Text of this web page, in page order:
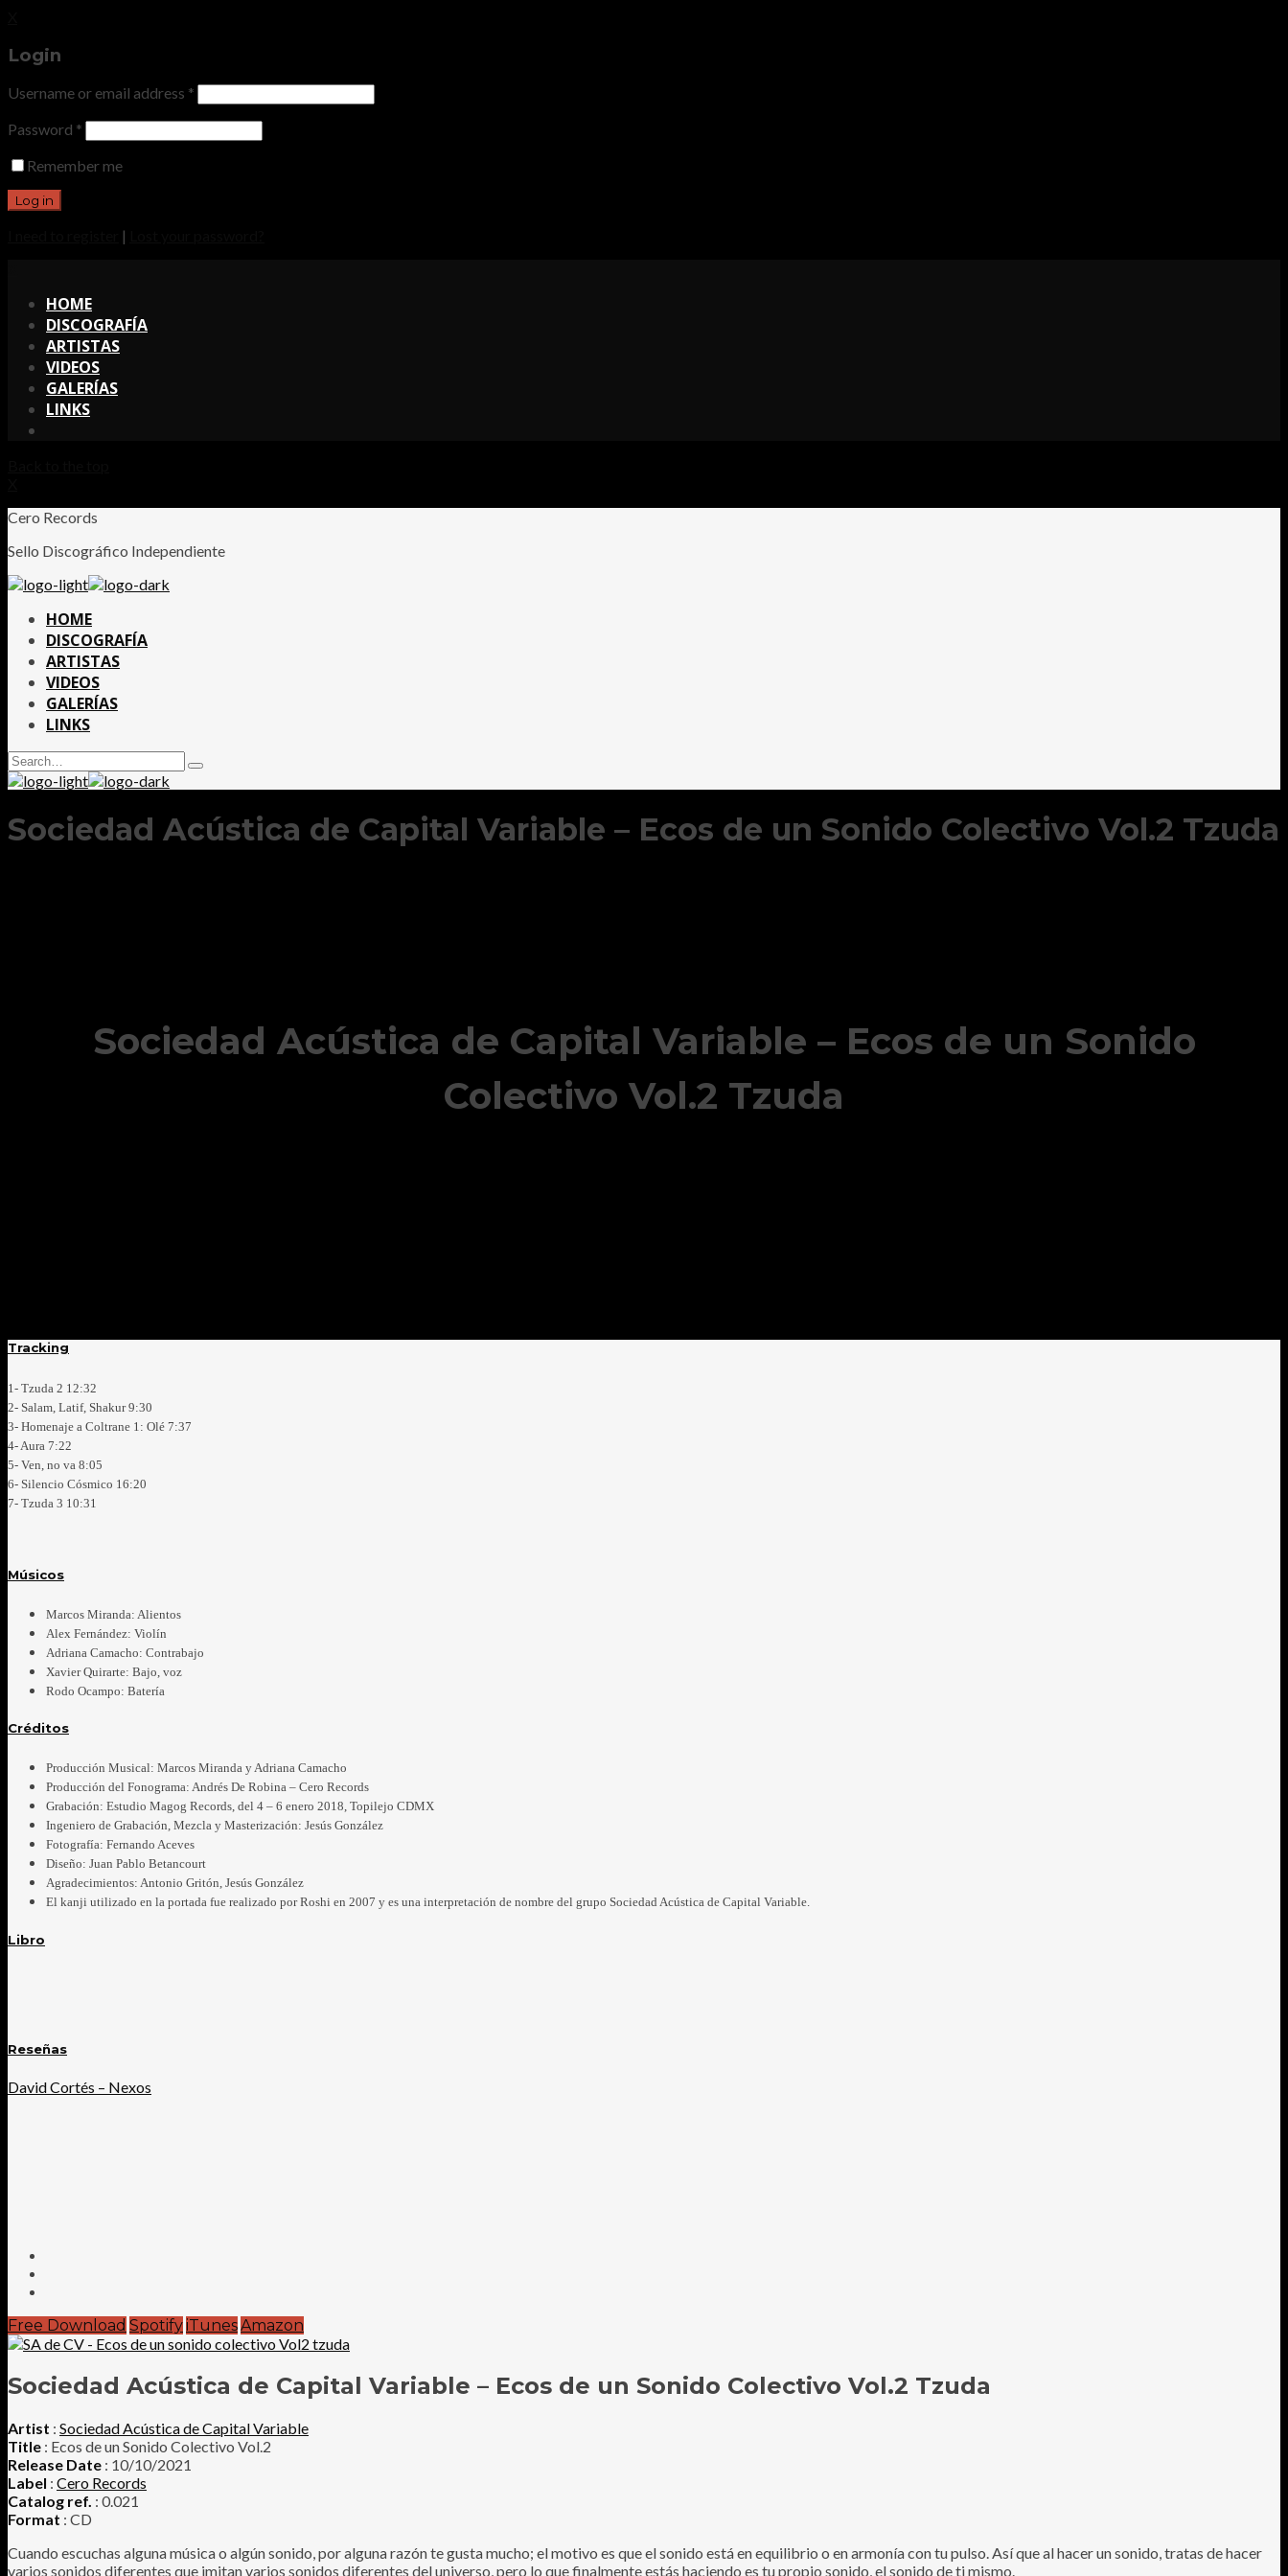
Login
Username or email address *
Password *
Remember me
|
HOME
DISCOGRAFÍA
ARTISTAS
VIDEOS
GALERÍAS
LINKS
Cero Records
Sello Discográfico Independiente
HOME
DISCOGRAFÍA
ARTISTAS
VIDEOS
GALERÍAS
LINKS
Search
for:
Type
and
enter
Sociedad Acústica de Capital Variable – Ecos de un Sonido Colectivo Vol.2 Tzuda
Sociedad Acústica de Capital Variable – Ecos de un Sonido
Colectivo Vol.2 Tzuda
Tracking
1- Tzuda 2 12:32
2- Salam, Latif, Shakur 9:30
3- Homenaje a Coltrane 1: Olé 7:37
4- Aura 7:22
5- Ven, no va 8:05
6- Silencio Cósmico 16:20
7- Tzuda 3 10:31
Músicos
Marcos Miranda: Alientos
Alex Fernández: Violín
Adriana Camacho: Contrabajo
Xavier Quirarte: Bajo, voz
Rodo Ocampo: Batería
Créditos
Producción Musical: Marcos Miranda y Adriana Camacho
Producción del Fonograma: Andrés De Robina – Cero Records
Grabación: Estudio Magog Records, del 4 – 6 enero 2018, Topilejo CDMX
Ingeniero de Grabación, Mezcla y Masterización: Jesús González
Fotografía: Fernando Aceves
Diseño: Juan Pablo Betancourt
Agradecimientos: Antonio Gritón, Jesús González
El kanji utilizado en la portada fue realizado por Roshi en 2007 y es una interpretación de nombre del grupo Sociedad Acústica de Capital Variable.
Libro
Reseñas
David Cortés – Nexos
Free Download SpotifyiTunesAmazon
Sociedad Acústica de Capital Variable – Ecos de un Sonido Colectivo Vol.2 Tzuda
Artist : Sociedad Acústica de Capital Variable
Title : Ecos de un Sonido Colectivo Vol.2
Release Date : 10/10/2021
Label : Cero Records
Catalog ref. : 0.021
Format : CD
Cuando escuchas alguna música o algún sonido, por alguna razón te gusta mucho; el motivo es que el sonido está en equilibrio o en armonía con tu pulso. Así que al hacer un sonido, tratas de hacer
varios sonidos diferentes que imitan varios sonidos diferentes del universo, pero lo que finalmente estás haciendo es tu propio sonido, el sonido de ti mismo.